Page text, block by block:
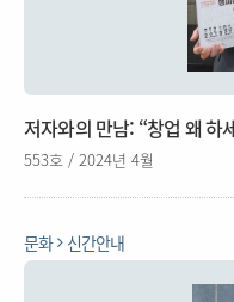
저자와의 만남: “창업 왜 하
553호 / 2024년 4월
문화 신간안내